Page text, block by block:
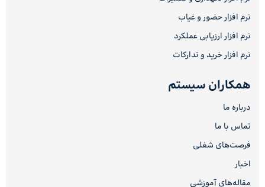
نرم افزار حضور و غیاب
نرم افزار ارزیابی عملکرد
نرم افزار خرید و تدارکات
همکاران سیستم
درباره ما
تماس با ما
فرصت‌های شغلی
اخبار
مقاله‌های آموزشی